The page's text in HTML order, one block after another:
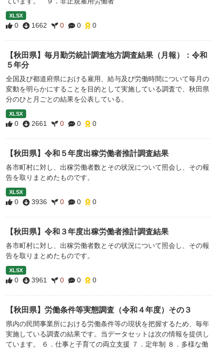
XLSX
0 1662 0 0 0
【秋田県】毎月勤労統計調査地方調査結果（月報）：令和
５年分
全国及び都道府県における雇用、給与及び労働時間について毎月の
変動を明らかにすることを目的として実施している調査で、秋田県
分のひと月ごとの結果を公表している。
XLSX
0 2661 0 0 0
【秋田県】令和５年度出稼労働者推計調査結果
各市町村に対し、出稼労働者数とその状況について照会し、その報
告を取りまとめたものです。
XLSX
0 3936 0 0 0
【秋田県】令和３年度出稼労働者推計調査結果
各市町村に対し、出稼労働者数とその状況について照会し、その報
告を取りまとめたものです。
XLSX
0 3961 0 0 0
【秋田県】労働条件等実態調査（令和４年度）その３
県内の民間事業所における労働条件等の現状を把握するため、毎年
実施している調査の結果です。当データセットは次の情報を提供し
ています。 ６．仕事と子育ての両立支援 ７．定年制 ８．多様な働